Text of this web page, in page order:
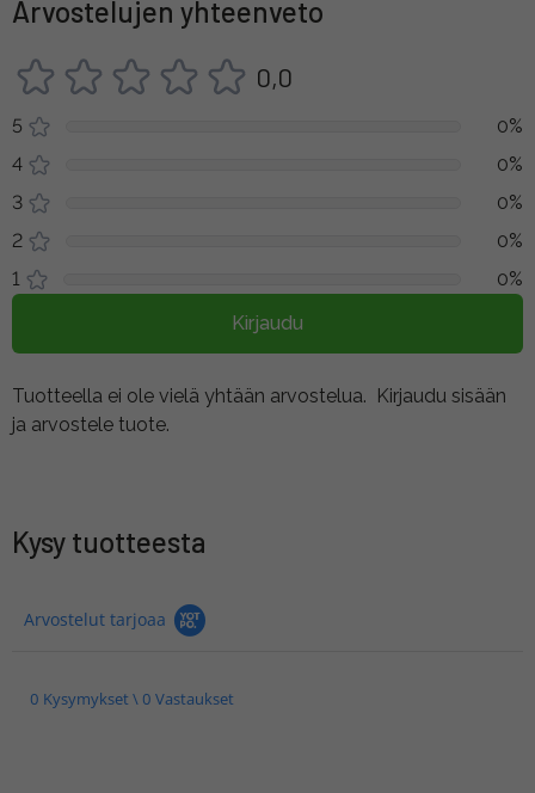
Arvostelujen yhteenveto
0,0
5
0%
4
0%
3
0%
2
0%
1
0%
Kirjaudu
Tuotteella ei ole vielä yhtään arvostelua. Kirjaudu sisään
ja arvostele tuote.
Kysy tuotteesta
Arvostelut tarjoaa
0 Kysymykset \ 0 Vastaukset